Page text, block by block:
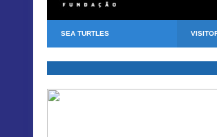
SEA TURTLES